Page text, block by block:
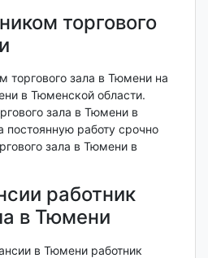
торгового
торгового зала в Тюмени на
в Тюменской области.
зала в Тюмени в
работу срочно
зала в Тюмени в
работник
в Тюмени
в Тюмени работник